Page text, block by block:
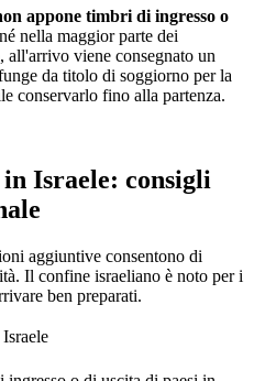
appone timbri di ingresso o
nella maggior parte dei
all'arrivo viene consegnato un
da titolo di soggiorno per la
conservarlo fino alla partenza.
Israele: consigli
aggiuntive consentono di
Il confine israeliano è noto per i
ben preparati.